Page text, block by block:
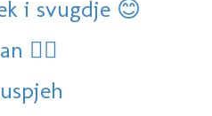
i svugdje 😊
🏊‍♀️